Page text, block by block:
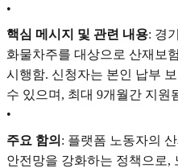
•
핵심 메시지 및 관련 내용: 경
화물차주를 대상으로 산재보
시행함. 신청자는 본인 납부
수 있으며, 최대 9개월간 지원
•
주요 함의 : 플랫폼 노동자의
안전망을 강화하는 정책으로,